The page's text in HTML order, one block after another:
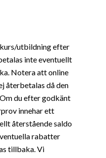
utbildning efter
inte eventuellt
Notera att online
återbetalas då den
du efter godkänt
innehar ett
återstående saldo
rabatter
tillbaka. Vi